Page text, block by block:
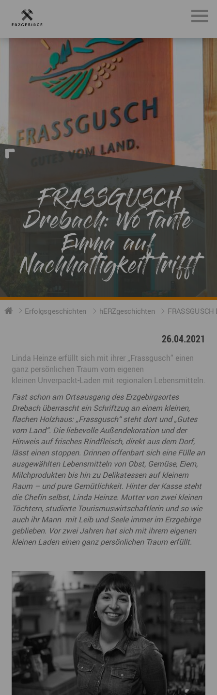
FRASSGUSCH
Drebach: Wo Tante
Emma auf
Nachhaltigkeit trifft
Erfolgsgeschichten hERZgeschichten
26.04.2021
Linda Heinze erfüllt sich mit ihrer „Frassgusch“ einen
ganz persönlichen Traum vom eigenen
kleinen Unverpackt-Laden mit regionalen Lebensmitteln.
Fast schon am Ortsausgang des Erzgebirgsortes
Drebach überrascht ein Schriftzug an einem kleinen,
flachen Holzhaus: „Frassgusch“ steht dort und „Gutes
vom Land“. Die liebevolle Außendekoration und der
Hinweis auf frisches Rindfleisch, direkt aus dem Dorf,
lässt einen stoppen. Drinnen offenbart sich eine Fülle an
ausgewählten Lebensmitteln von Obst, Gemüse, Eiern,
Milchprodukten bis hin zu Delikatessen auf kleinem
Raum – und pure Gemütlichkeit. Hinter der Kasse steht
die Chefin selbst, Linda Heinze. Mutter von zwei kleinen
Töchtern, studierte Tourismuswirtschaftlerin und so wie
auch ihr Mann mit Leib und Seele immer im Erzgebirge
geblieben. Vor zwei Jahren hat sich mit ihrem eigenen
kleinen Laden einen ganz persönlichen Traum erfüllt.